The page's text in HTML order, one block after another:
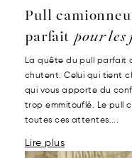
Pull
parfait pour
La quête du pull parfait
chutent. Celui qui tient
qui vous apporte du
trop emmitouflé. Le pull
toutes ces attentes....
Lire plus